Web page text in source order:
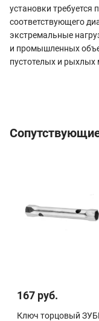
установки требуется
соответствующего
экстремальные
и промышленных
пустотелых и рыхлых
167 руб.
Ключ торцовый